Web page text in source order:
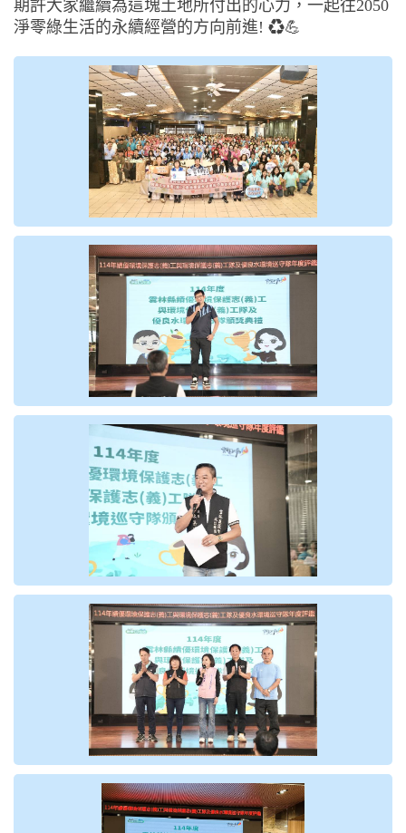
期許大家繼續為這塊土地所付出的心力，一起往2050
淨零綠生活的永續經營的方向前進! ♻️💪